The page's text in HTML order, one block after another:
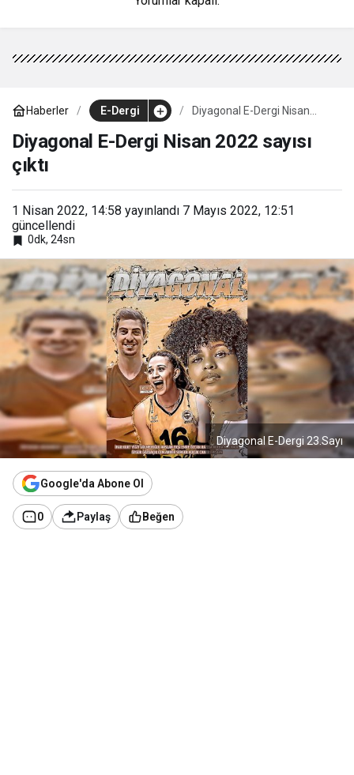
Haberler E-Dergi
Diyagonal E-Dergi Nisan
Diyagonal E-Dergi Nisan 2022 sayısı
çıktı
1 Nisan 2022, 14:58 yayınlandı 7 Mayıs 2022, 12:51
güncellendi
0dk, 24sn
Diyagonal E-Dergi 23.Sayı
Google'da Abone Ol
0 Paylaş Beğen